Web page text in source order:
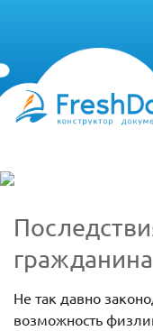
Не так давно
возможность